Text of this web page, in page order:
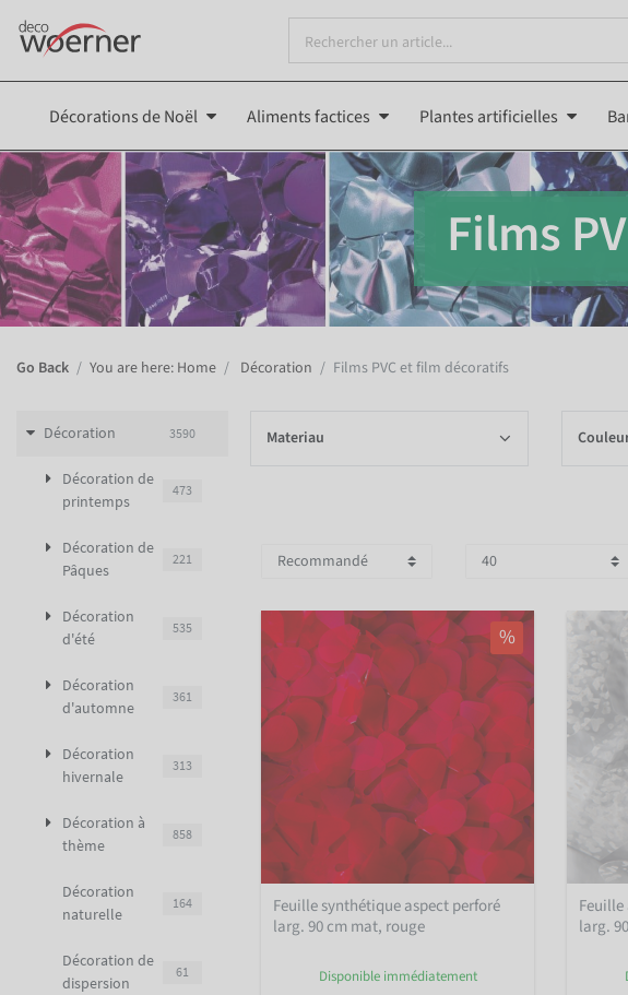
Décorations de Noël Aliments factices Plantes artificielles
Films
Go Back You are here: Home Décoration Films PVC et film décoratifs
Décoration 3590
Décoration de
printemps
473
Décoration de
Pâques
221
Décoration
d'été
535
Décoration
d'automne
361
Décoration
hivernale
313
Décoration à
thème
858
Décoration
naturelle
164
Décoration de
dispersion
61
Materiau
%
Feuille synthétique aspect perforé
larg. 90 cm mat, rouge
Disponible immédiatement
larg.